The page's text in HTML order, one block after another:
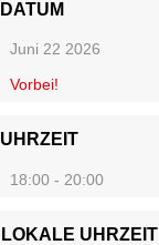
DATUM
Juni 22 2026
Vorbei!
UHRZEIT
18:00 - 20:00
LOKALE UHRZEIT